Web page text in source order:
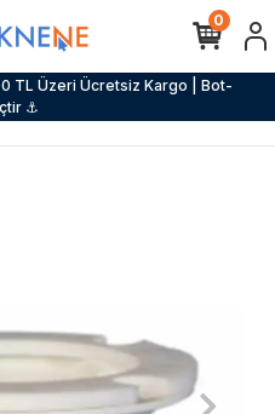
TL Üzeri Ücretsiz Kargo | Bot-
⚓
0